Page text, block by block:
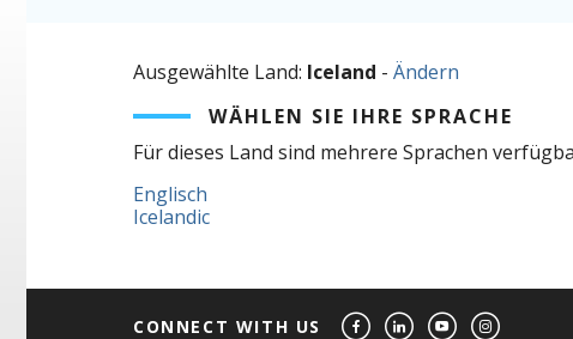
Ausgewählte Land: Iceland - Ändern
WÄHLEN SIE IHRE SPRACHE
Für dieses Land sind mehrere Sprachen
Englisch
Icelandic
CONNECT WITH US